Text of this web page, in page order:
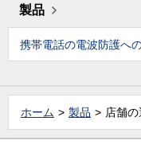
製品
携帯電話の電波防護へ
ホーム 製品 店舗